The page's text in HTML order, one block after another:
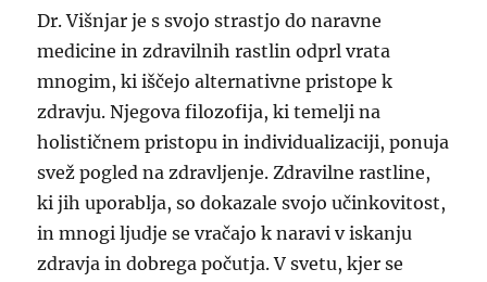
Dr. Višnjar je s svojo strastjo do naravne
medicine in zdravilnih rastlin odprl vrata
mnogim, ki iščejo alternativne pristope k
zdravju. Njegova filozofija, ki temelji na
holističnem pristopu in individualizaciji, ponuja
svež pogled na zdravljenje. Zdravilne rastline,
ki jih uporablja, so dokazale svojo učinkovitost,
in mnogi ljudje se vračajo k naravi v iskanju
zdravja in dobrega počutja. V svetu, kjer se